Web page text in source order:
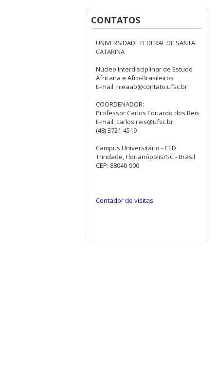
CONTATOS
UNIVERSIDADE FEDERAL DE SANTA
CATARINA
Núcleo Interdisciplinar de Estudo
Africana e Afro-Brasileiros
E-mail: nieaab@contato.ufsc.br
COORDENADOR:
Professor Carlos Eduardo dos Reis
E-mail: carlos.reis@ufsc.br
(48) 3721-4519
Campus Universitário - CED
Trindade, Florianópolis/SC - Brasil
CEP: 88040-900
Contador de visitas